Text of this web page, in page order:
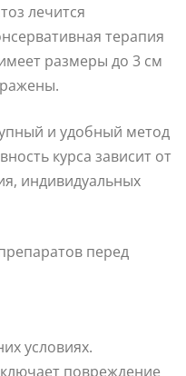
лечится
терапия
размеры до 3 см
и удобный метод
курса зависит от
индивидуальных
перед
условиях.
повреждение